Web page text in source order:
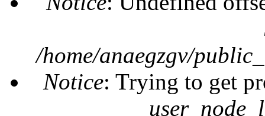
/home/anaegzgv/
Notice: Trying to get